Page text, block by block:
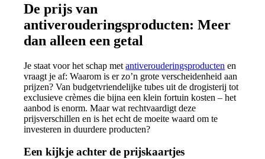
De prijs van
antiverouderingsproducten: Meer
dan alleen een getal
Je staat voor het schap metantiverouderingsproducten en
vraagt je af: Waarom is er zo’n grote verscheidenheid aan
prijzen? Van budgetvriendelijke tubes uit de drogisterij tot
exclusieve crèmes die bijna een klein fortuin kosten – het
aanbod is enorm. Maar wat rechtvaardigt deze
prijsverschillen en is het echt de moeite waard om te
investeren in duurdere producten?
Een kijkje achter de prijskaartjes